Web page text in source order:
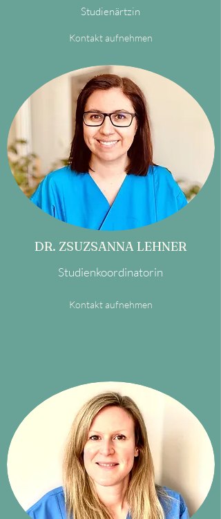
Studienärtzin
Kontakt aufnehmen
DR. ZSUZSANNA LEHNER
Studienkoordinatorin
Kontakt aufnehmen